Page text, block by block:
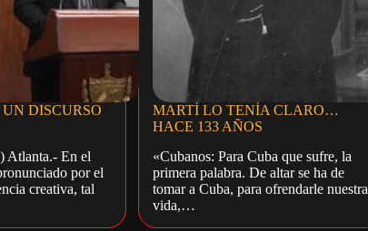
DISCURSO
Atlanta.- En el
por el
creativa, tal
MARTÍ LO TENÍA CLARO…
HACE 133 AÑOS
«Cubanos: Para Cuba que sufre, la
primera palabra. De altar se ha de
tomar a Cuba, para ofrendarle nuestra
vida,…